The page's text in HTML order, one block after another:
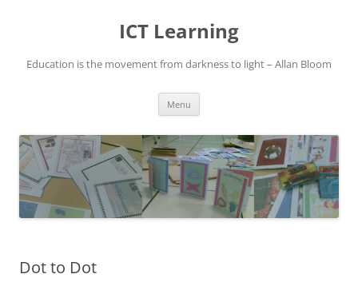
ICT Learning
Education is the movement from darkness to light – Allan Bloom
Menu
Dot to Dot